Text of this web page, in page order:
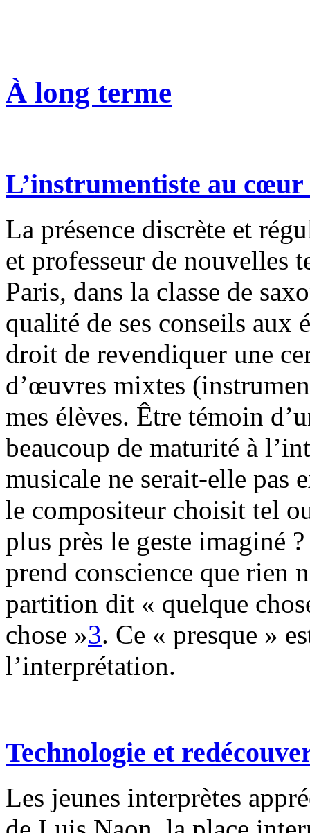
À long terme
L’instrumentiste au cœur
La présence discrète et
et professeur de nouvelles
Paris, dans la classe de
qualité de ses conseils aux
droit de revendiquer une
d’œuvres mixtes
mes élèves. Être témoin
beaucoup de maturité à
musicale ne serait-elle pas
le compositeur choisit tel
plus près le geste imaginé
prend conscience que rien
partition dit « quelque
chose »3. Ce « presque »
l’interprétation.
Technologie et
Les jeunes interprètes